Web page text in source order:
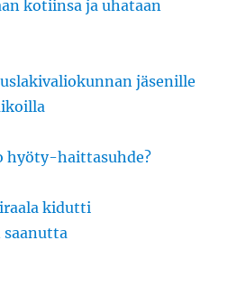
kotiinsa ja uhataan
jäsenille
hyöty-haittasuhde?
kidutti
saanutta